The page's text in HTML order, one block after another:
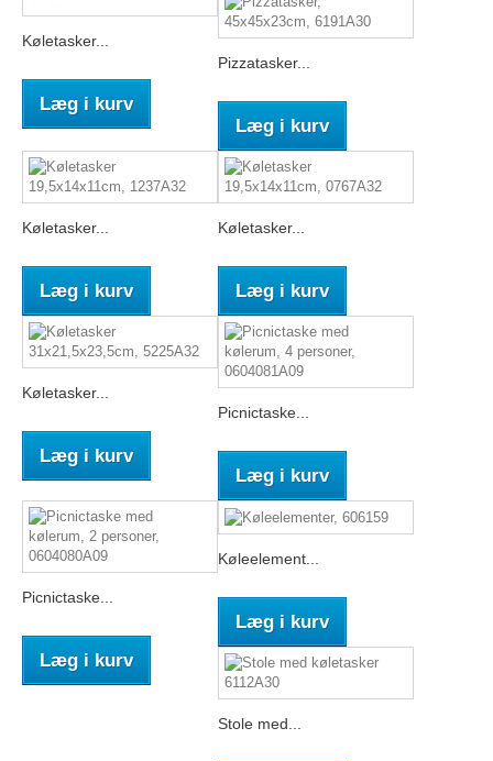
Køletasker...
Læg i kurv
Pizzatasker...
Læg i kurv
Køletasker...
Læg i kurv
Køletasker...
Læg i kurv
Køletasker...
Læg i kurv
Picnictaske...
Læg i kurv
Picnictaske...
Læg i kurv
Køleelement...
Læg i kurv
Stole med...